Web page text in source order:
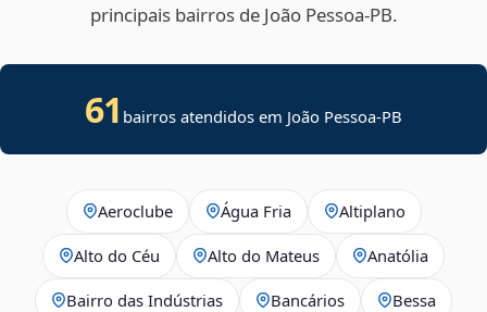
principais bairros de João Pessoa‑PB.
61 bairros atendidos em João Pessoa-PB
Aeroclube Água Fria Altiplano
Alto do Céu Alto do Mateus Anatólia
Bairro das Indústrias Bancários Bessa